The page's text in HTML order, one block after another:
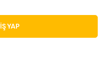
YAP